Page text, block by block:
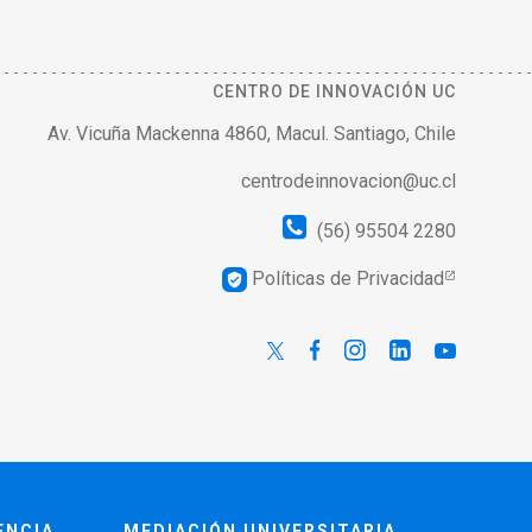
CENTRO DE INNOVACIÓN UC
Av. Vicuña Mackenna 4860, Macul. Santiago, Chile
centrodeinnovacion@uc.cl
(56) 95504 2280
verified_user Políticas de Privacidad